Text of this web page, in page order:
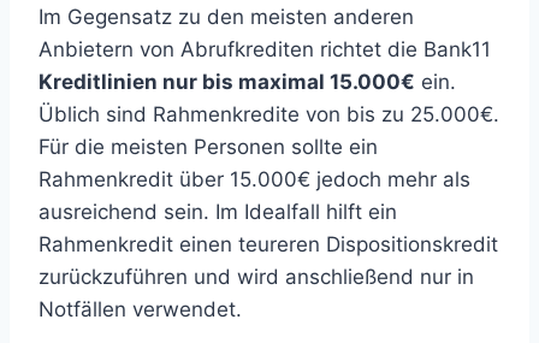
Im Gegensatz zu den meisten anderen
Anbietern von Abrufkrediten richtet die Bank11
Kreditlinien nur bis maximal 15.000€ ein.
Üblich sind Rahmenkredite von bis zu 25.000€.
Für die meisten Personen sollte ein
Rahmenkredit über 15.000€ jedoch mehr als
ausreichend sein. Im Idealfall hilft ein
Rahmenkredit einen teureren Dispositionskredit
zurückzuführen und wird anschließend nur in
Notfällen verwendet.